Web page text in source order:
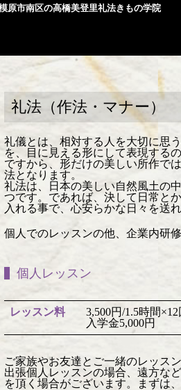
原市南区の高橋美登里礼法きもの学院
礼法（作法・マナー）
礼儀とは、相対する人を大切に思
を、目に見える形にして表現する
ですから、形だけの美しい所作で
法となります。
礼法は、日本の美しい自然風土の
つです。であれば、決して日常と
入れる事で、心安らかな日々を送
個人でのレッスンの他、企業内研
個人レッスン
レッスン料
3,500円/1.5時間×12
入学金5,000円
ご家族やお友達とご一緒のレッス
出張個人レッスンの場合、遠方な
を頂く場合がございます。まずは